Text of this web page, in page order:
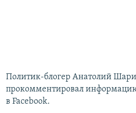
Политик-блогер Анатолий
прокомментировал
в Facebook.